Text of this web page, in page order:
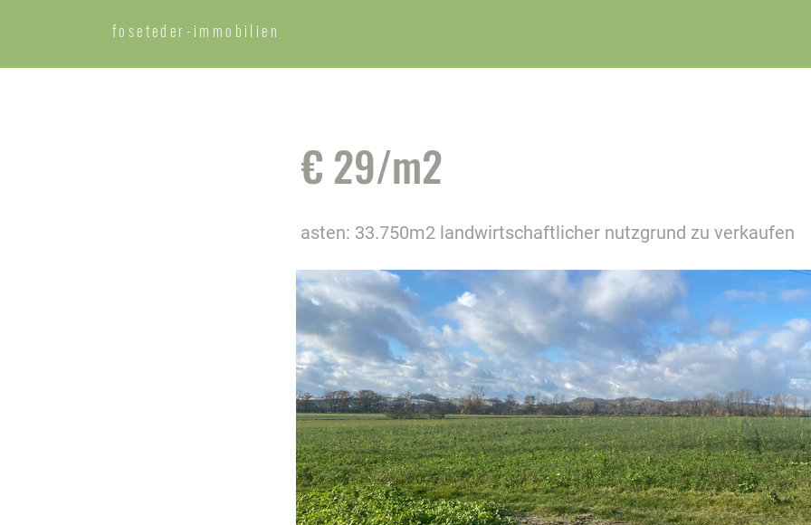
foseteder- immobilien
€ 29/m2
asten: 33.750m2 landwirtschaftlicher nutzgrund zu verkaufen